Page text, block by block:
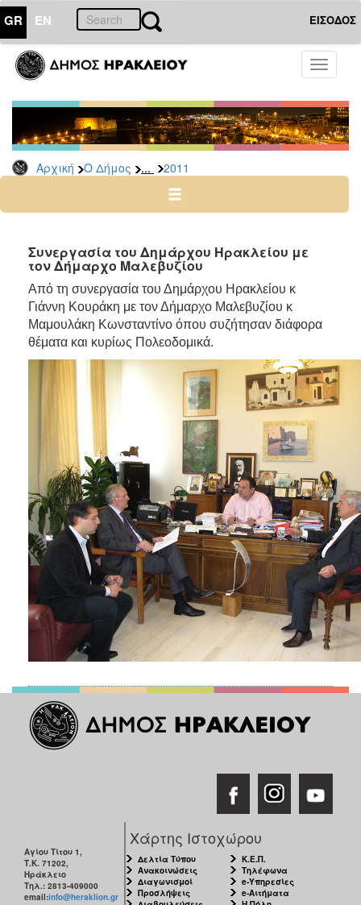
GR EN ΕΙΣΟΔΟΣ
Toggle
Αρχική Ο Δήμος ... 2011
ΔΗΜΟΣ
Δελτία
Τύπου
Αρχείο
2026
2024
2022
2021
2020
2019
2018
2017
2015
2013
2012
2011
2010
2006
ΠΟΛΙΤΙΣΜΟΣ
ΑΝΘΕΚΤΙΚΗ
Συνεργασία του Δημάρχου Ηρακλείου με
τον Δήμαρχο Μαλεβυζίου
Από τη συνεργασία του Δημάρχου Ηρακλείου κ
Γιάννη Κουράκη με τον Δήμαρχο Μαλεβυζίου κ
Μαμουλάκη Κωνσταντίνο όπου συζήτησαν διάφορα
θέματα και κυρίως Πολεοδομικά.
Αγίου Τίτου 1,
Τ.Κ. 71202,
Ηράκλειο
Τηλ.: 2813-409000
email:info@heraklion.gr
Χάρτης Ιστοχώρου
Δελτία Τύπου
Ανακοινώσεις
Διαγωνισμοί
Προσλήψεις
Κ.Ε.Π.
Τηλέφωνα
e-Υπηρεσίες
e-Αιτήματα